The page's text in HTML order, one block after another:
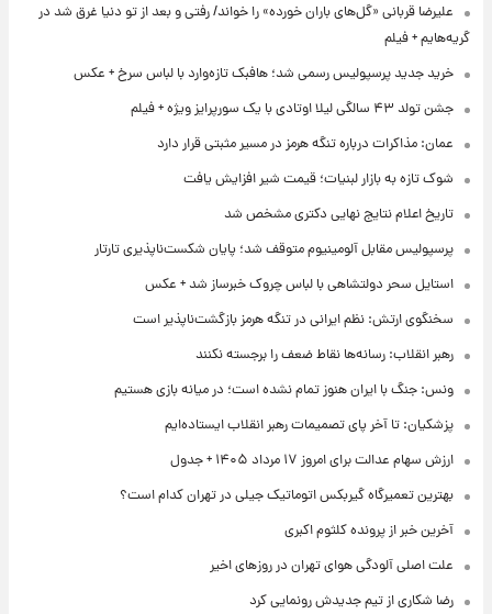
علیرضا قربانی «گل‌های باران خورده» را خواند/ رفتی و بعد از تو دنیا غرق شد در
گریه‌هایم + فیلم
خرید جدید پرسپولیس رسمی شد؛ هافبک تازه‌وارد با لباس سرخ + عکس
جشن تولد ۴۳ سالگی لیلا اوتادی با یک سورپرایز ویژه + فیلم
عمان: مذاکرات درباره تنگه هرمز در مسیر مثبتی قرار دارد
شوک تازه به بازار لبنیات؛ قیمت شیر افزایش یافت
تاریخ اعلام نتایج نهایی دکتری مشخص شد
پرسپولیس مقابل آلومینیوم متوقف شد؛ پایان شکست‌ناپذیری تارتار
استایل سحر دولتشاهی با لباس چروک خبرساز شد + عکس
سخنگوی ارتش: نظم ایرانی در تنگه هرمز بازگشت‌ناپذیر است
رهبر انقلاب: رسانه‌ها نقاط ضعف را برجسته نکنند
ونس: جنگ با ایران هنوز تمام نشده است؛ در میانه بازی هستیم
پزشکیان: تا آخر پای تصمیمات رهبر انقلاب ایستاده‌ایم
ارزش سهام عدالت برای امروز ۱۷ مرداد ۱۴۰۵ + جدول
بهترین تعمیرگاه گیربکس اتوماتیک جیلی در تهران کدام است؟
آخرین خبر از پرونده کلثوم اکبری
علت اصلی آلودگی هوای تهران در روزهای اخیر
رضا شکاری از تیم جدیدش رونمایی کرد